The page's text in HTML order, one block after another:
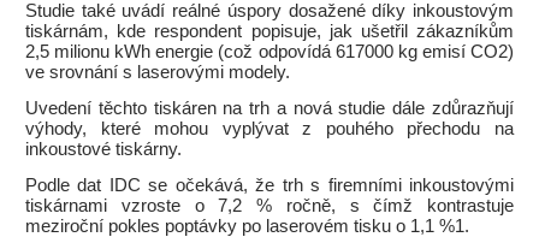
Studie také uvádí reálné úspory dosažené díky inkoustovým
tiskárnám, kde respondent popisuje, jak ušetřil zákazníkům
2,5 milionu kWh energie (což odpovídá 617000 kg emisí CO2)
ve srovnání s laserovými modely.
Uvedení těchto tiskáren na trh a nová studie dále zdůrazňují
výhody, které mohou vyplývat z pouhého přechodu na
inkoustové tiskárny.
Podle dat IDC se očekává, že trh s firemními inkoustovými
tiskárnami vzroste o 7,2 % ročně, s čímž kontrastuje
meziroční pokles poptávky po laserovém tisku o 1,1 %1.